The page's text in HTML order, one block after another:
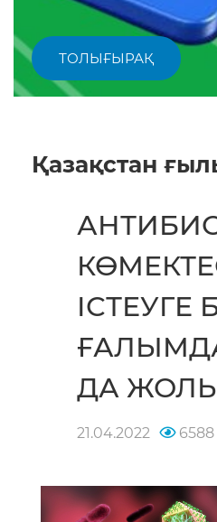
ТОЛЫҒЫРАҚ
Қазақстан
ДА
21.04.2022 6588